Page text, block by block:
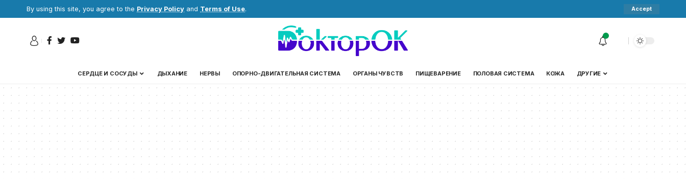
By using this site, you agree to the Privacy Policy and Terms of Use. Accept
СЕРДЦЕ И СОСУДЫ ДЫХАНИЕ НЕРВЫ ОПОРНО-ДВИГАТЕЛЬНАЯ СИСТЕМА ОРГАНЫ ЧУВСТВ ПИЩЕВАРЕНИЕ ПОЛОВАЯ СИСТЕМА КОЖА ДРУГИЕ